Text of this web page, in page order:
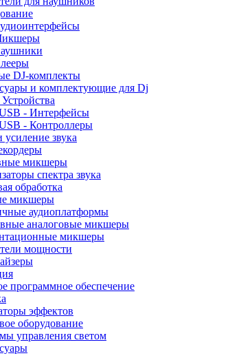
DJ-комплекты
и комплектующие для Dj
- Интерфейсы
- Контроллеры
усиление звука
микшеры
спектра звука
обработка
микшеры
аудиоплатформы
аналоговые микшеры
микшеры
мощности
программное обеспечение
эффектов
оборудование
управления светом